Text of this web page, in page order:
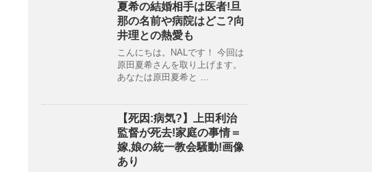
夏希の結婚相手は医者!旦
那の名前や病院はどこ?向
井理との熱愛も
こんにちは。NALです！ 今回は
原田夏希さんを取り上げます。
あなたは原田夏希と …
【死因:病気?】上田利治
監督が死去!家庭の事情＝
嫁,娘の統一教会騒動!画像
あり